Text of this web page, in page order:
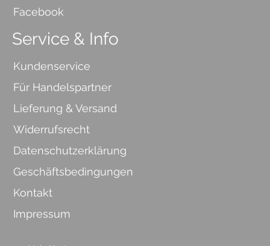
Facebook
Service & Info
Kundenservice
Für Handelspartner
Lieferung & Versand
Widerrufsrecht
Datenschutzerklärung
Geschäftsbedingungen
Kontakt
Impressum